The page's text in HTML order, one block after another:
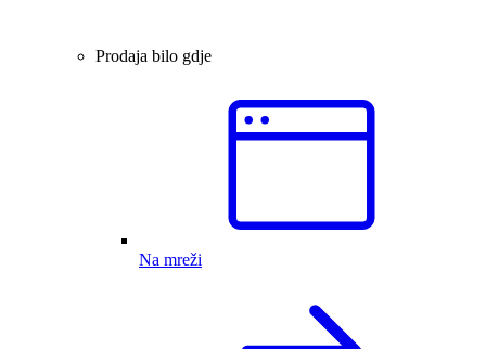
Prodaja bilo gdje
Na mreži